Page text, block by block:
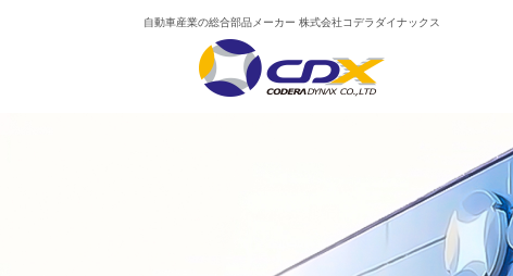
自動車産業の総合部品メーカー 株式会社コデラダイナックス